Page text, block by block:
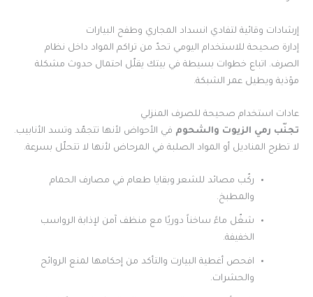
إرشادات وقائية لتفادي انسداد المجاري وطفح البيارات
إدارة صحيحة للاستخدام اليومي تحدّ من تراكم المواد داخل نظام
الصرف. اتباع خطوات بسيطة في بيتك يقلّل احتمال حدوث مشكلة
مؤذية ويطيل عمر الشبكة.
عادات استخدام صحيحة للصرف المنزلي
تجنّب رمي الزيوت والشحوم في الأحواض لأنها تتجمّد وتسد الأنابيب.
لا تطرح المناديل أو المواد الصلبة في المرحاض لأنها لا تتحلّل بسرعة.
ركّب مصائد للشعر وبقايا طعام في مصارف الحمام
والمطبخ.
شغّل ماءً ساخناً دوريًا مع منظف آمن لإذابة الرواسب
الخفيفة.
افحص أغطية البيارت والتأكد من إحكامها لمنع الروائح
والحشرات.